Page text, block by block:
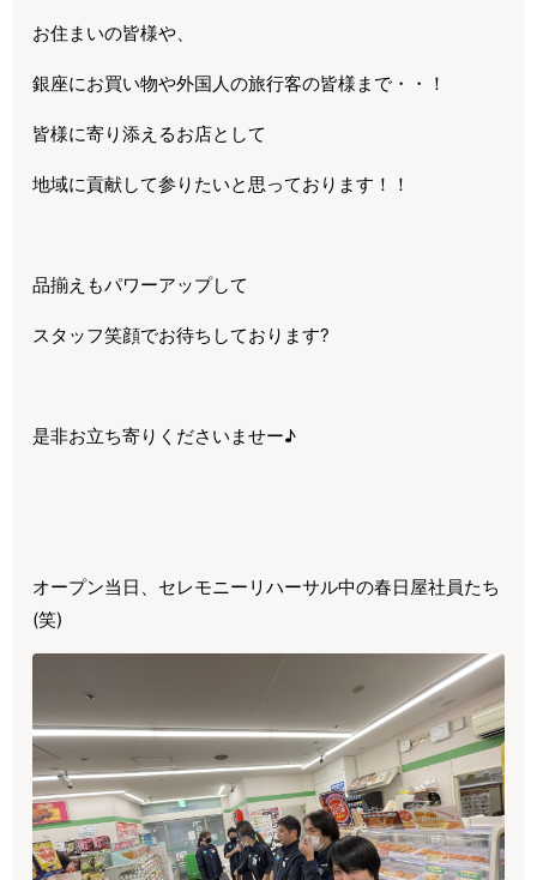
お住まいの皆様や、
銀座にお買い物や外国人の旅行客の皆様まで・・！
皆様に寄り添えるお店として
地域に貢献して参りたいと思っております！！
品揃えもパワーアップして
スタッフ笑顔でお待ちしております?
是非お立ち寄りくださいませー♪
オープン当日、セレモニーリハーサル中の春日屋社員たち
(笑)